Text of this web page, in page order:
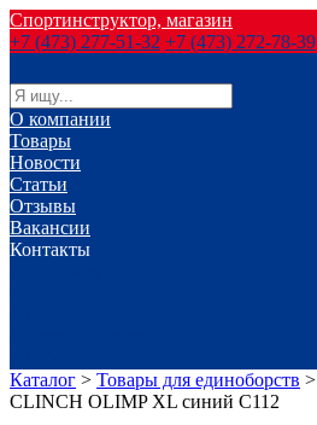
Спортинструктор, магазин
+7 (473) 277-51-32 +7 (473) 272-78-39
О компании
Товары
Новости
Статьи
Отзывы
Вакансии
Контакты
Каталог > Товары для единоборств >
CLINCH OLIMP XL синий С112